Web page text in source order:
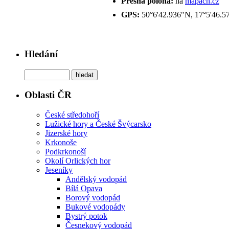
GPS: 50°6'42.936"N,
Hledání
Oblasti ČR
České středohoří
Lužické hory a České Švýcarsko
Jizerské hory
Krkonoše
Podkrkonoší
Okolí Orlických hor
Jeseníky
Andělský vodopád
Bílá Opava
Borový vodopád
Bukové vodopády
Bystrý potok
Česnekový vodopád